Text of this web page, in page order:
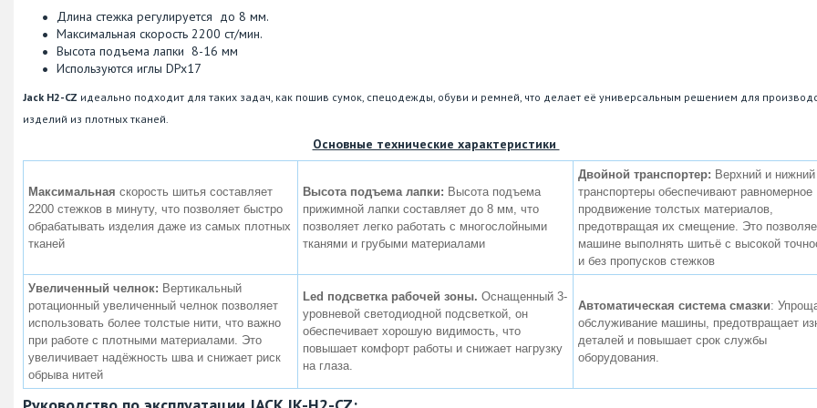
Длина стежка регулируется до 8 мм.
Максимальная скорость 2200 ст/мин.
Высота подъема лапки 8-16 мм
Используются иглы DPx17
Jack H2-CZ идеально подходит для таких задач, как пошив сумок, спецодежды, обуви и ремней, что делает её универсальным решением для
изделий из плотных тканей​.
Основные технические характеристики
Максимальная скорость шитья составляет
2200 стежков в минуту, что позволяет быстро
обрабатывать изделия даже из самых плотных
тканей​
Высота подъема лапки: Высота подъема
прижимной лапки составляет до 8 мм, что
позволяет легко работать с многослойными
тканями и грубыми материалами​
Двойной транспортер: Верхний и нижний
транспортеры обеспечивают равномерное
продвижение толстых материалов,
предотвращая их смещение. Это
машине выполнять шитьё с высокой
и без пропусков стежков​
Увеличенный челнок: Вертикальный
ротационный увеличенный челнок позволяет
использовать более толстые нити, что важно
при работе с плотными материалами. Это
увеличивает надёжность шва и снижает риск
обрыва нитей​
Led подсветка рабочей зоны. Оснащенный 3-
уровневой светодиодной подсветкой, он
обеспечивает хорошую видимость, что
повышает комфорт работы и снижает нагрузку
на глаза.
Автоматическая система смазки:
обслуживание машины, предотвращает
деталей и повышает срок службы
оборудования​.